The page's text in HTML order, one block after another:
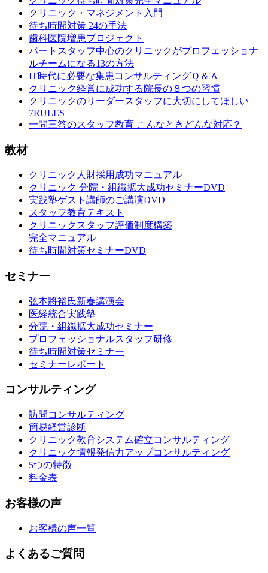
クリニック・マネジメント入門
待ち時間対策 24の手法
歯科医院増患プロジェクト
パートスタッフ中心のクリニックがプロフェッショナ
ルチームになる13の方法
IT時代に必要な集患コンサルティングＱ＆Ａ
クリニック経営に成功する院長の８つの習慣
クリニックのリーダースタッフに大切にしてほしい
7RULES
一問三答のスタッフ教育 こんなときどんな対応？
教材
クリニック人財採用成功マニュアル
クリニック 分院・組織拡大成功セミナーDVD
実践塾ゲスト講師のご講演DVD
スタッフ教育テキスト
クリニックスタッフ評価制度構築
完全マニュアル
待ち時間対策セミナーDVD
セミナー
弦本將裕氏新春講演会
医経統合実践塾
分院・組織拡大成功セミナー
プロフェッショナルスタッフ研修
待ち時間対策セミナー
セミナーレポート
コンサルティング
訪問コンサルティング
簡易経営診断
クリニック教育システム確立コンサルティング
クリニック情報発信力アップコンサルティング
5つの特徴
料金表
お客様の声
お客様の声一覧
よくあるご質問